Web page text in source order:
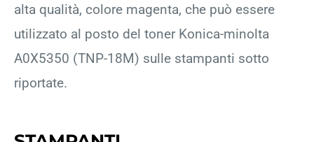
alta qualità, colore magenta, che può essere
utilizzato al posto del toner Konica-minolta
A0X5350 (TNP-18M) sulle stampanti sotto
riportate.